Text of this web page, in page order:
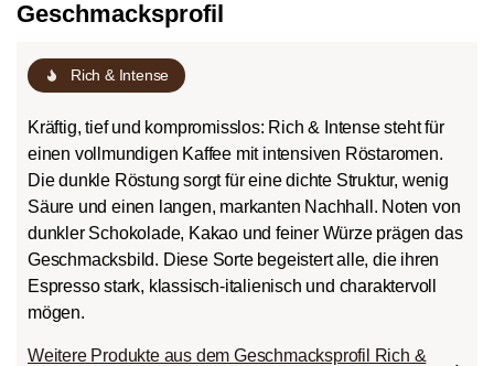
Geschmacksprofil
Rich & Intense
Kräftig, tief und kompromisslos: Rich & Intense steht für
einen vollmundigen Kaffee mit intensiven Röstaromen.
Die dunkle Röstung sorgt für eine dichte Struktur, wenig
Säure und einen langen, markanten Nachhall. Noten von
dunkler Schokolade, Kakao und feiner Würze prägen das
Geschmacksbild. Diese Sorte begeistert alle, die ihren
Espresso stark, klassisch-italienisch und charaktervoll
mögen.
Weitere Produkte aus dem Geschmacksprofil Rich &